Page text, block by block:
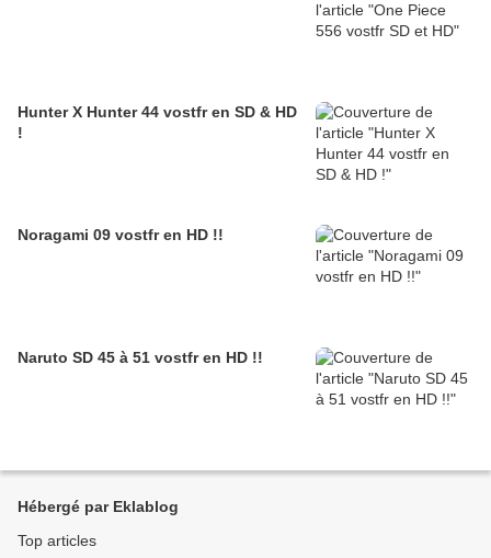
Hunter X Hunter 44 vostfr en SD & HD
!
Noragami 09 vostfr en HD !!
Naruto SD 45 à 51 vostfr en HD !!
Hébergé par Eklablog
Top articles